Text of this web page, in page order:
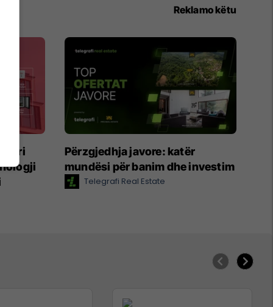
Reklamo këtu
Përzgjedhja javore: katër
mundësi për banim dhe investim
Telegrafi Real Estate